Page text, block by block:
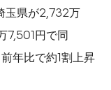
玉県が2,732万
7,501円で同
年比で約1割上昇